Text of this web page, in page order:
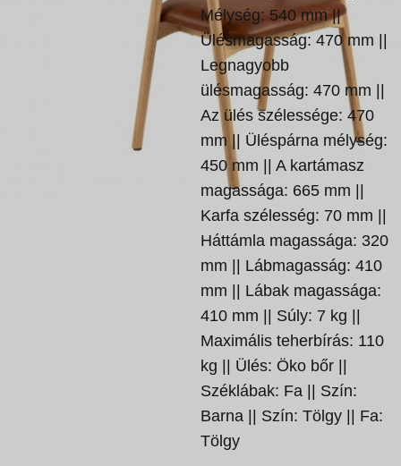
Mélység: 540 mm ||
Ülésmagasság: 470 mm ||
Legnagyobb
ülésmagasság: 470 mm ||
Az ülés szélessége: 470
mm || Üléspárna mélység:
450 mm || A kartámasz
magassága: 665 mm ||
Karfa szélesség: 70 mm ||
Háttámla magassága: 320
mm || Lábmagasság: 410
mm || Lábak magassága:
410 mm || Súly: 7 kg ||
Maximális teherbírás: 110
kg || Ülés: Öko bőr ||
Széklábak: Fa || Szín:
Barna || Szín: Tölgy || Fa:
Tölgy